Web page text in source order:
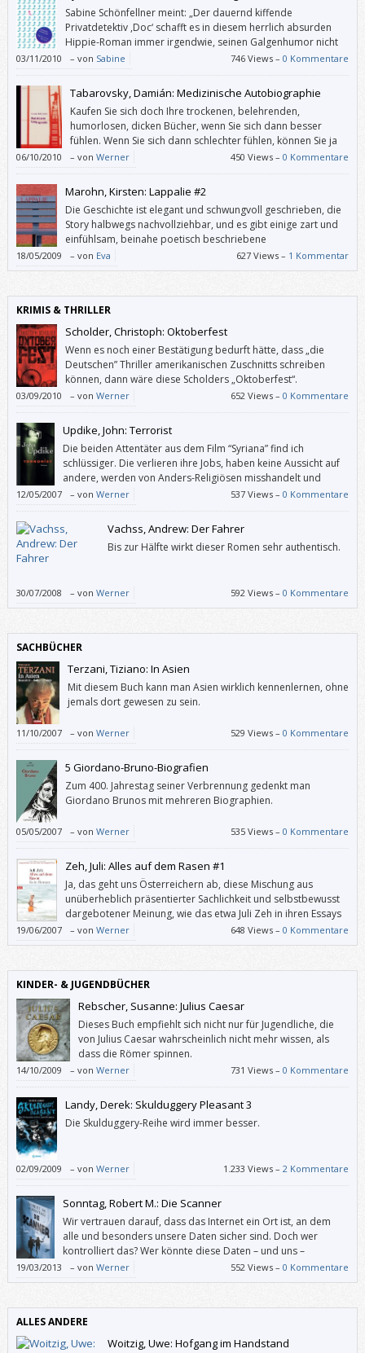
Sabine Schönfellner meint: „Der dauernd kiffende
Privatdetektiv ,Doc‘ schafft es in diesem herrlich absurden
Hippie-Roman immer irgendwie, seinen Galgenhumor nicht
zu verlieren.“
03/11/2010 – von Sabine 746 Views –0 Kommentare
Tabarovsky, Damián: Medizinische Autobiographie
Kaufen Sie sich doch Ihre trockenen, belehrenden,
humorlosen, dicken Bücher, wenn Sie sich dann besser
fühlen. Wenn Sie sich dann schlechter fühlen, können Sie ja
immer noch, und dann mit einem Grund mehr, die
„Medizinische Autobiographie“ lesen.
06/10/2010 – von Werner 450 Views –0 Kommentare
Marohn, Kirsten: Lappalie #2
Die Geschichte ist elegant und schwungvoll geschrieben, die
Story halbwegs nachvollziehbar, und es gibt einige zart und
einfühlsam, beinahe poetisch beschriebene
Momentaufnahmen, die mich berührt haben. Wären da nicht
die Dialoge!
18/05/2009 – von Eva 627 Views – 1 Kommentar
KRIMIS & THRILLER
Scholder, Christoph: Oktoberfest
Wenn es noch einer Bestätigung bedurft hätte, dass „die
Deutschen” Thriller amerikanischen Zuschnitts schreiben
können, dann wäre diese Scholders „Oktoberfest“.
03/09/2010 – von Werner 652 Views –0 Kommentare
Updike, John: Terrorist
Die beiden Attentäter aus dem Film “Syriana” find ich
schlüssiger. Die verlieren ihre Jobs, haben keine Aussicht auf
andere, werden von Anders-Religiösen misshandelt und
bekommen dann von radikalen Islamisten Anerkennung und
Heimat serviert – inklusive Lebenssinn (= Sterben für die große Sache).
Das ist zwar plakativ, aber nachvollziehbarer als in Updikes “Terrorist”.
12/05/2007 – von Werner 537 Views –0 Kommentare
Vachss, Andrew: Der Fahrer
Bis zur Hälfte wirkt dieser Romen sehr authentisch.
30/07/2008 – von Werner 592 Views –0 Kommentare
SACHBÜCHER
Terzani, Tiziano: In Asien
Mit diesem Buch kann man Asien wirklich kennenlernen, ohne
jemals dort gewesen zu sein.
11/10/2007 – von Werner 529 Views –0 Kommentare
5 Giordano-Bruno-Biografien
Zum 400. Jahrestag seiner Verbrennung gedenkt man
Giordano Brunos mit mehreren Biographien.
05/05/2007 – von Werner 535 Views –0 Kommentare
Zeh, Juli: Alles auf dem Rasen #1
Ja, das geht uns Österreichern ab, diese Mischung aus
unüberheblich präsentierter Sachlichkeit und selbstbewusst
dargebotener Meinung, wie das etwa Juli Zeh in ihren Essays
handhabt.
19/06/2007 – von Werner 648 Views –0 Kommentare
KINDER- & JUGENDBÜCHER
Rebscher, Susanne: Julius Caesar
Dieses Buch empfiehlt sich nicht nur für Jugendliche, die
von Julius Caesar wahrscheinlich nicht mehr wissen, als
dass die Römer spinnen.
14/10/2009 – von Werner 731 Views –0 Kommentare
Landy, Derek: Skulduggery Pleasant 3
Die Skulduggery-Reihe wird immer besser.
02/09/2009 – von Werner 1.233 Views –2 Kommentare
Sonntag, Robert M.: Die Scanner
Wir vertrauen darauf, dass das Internet ein Ort ist, an dem
alle und besonders unsere Daten sicher sind. Doch wer
kontrolliert das? Wer könnte diese Daten – und uns –
kontrollieren (wollen)? Und wer von den heute Geborenen
könnte in 22 Jahren ein Scanner wie Rob werden?
19/03/2013 – von Werner 552 Views –0 Kommentare
ALLES ANDERE
Woitzig, Uwe: Hofgang im Handstand